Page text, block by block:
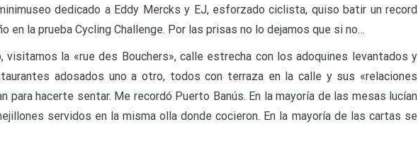
dedicado a Eddy Mercks y EJ, esforzado ciclista, quiso batir un record
en la prueba Cycling Challenge. Por las prisas no lo dejamos que si no…
visitamos la «rue des Bouchers», calle estrecha con los adoquines levantados y
adosados uno a otro, todos con terraza en la calle y sus «relaciones
para hacerte sentar. Me recordó Puerto Banús. En la mayoría de las mesas lucían
servidos en la misma olla donde cocieron. En la mayoría de las cartas se